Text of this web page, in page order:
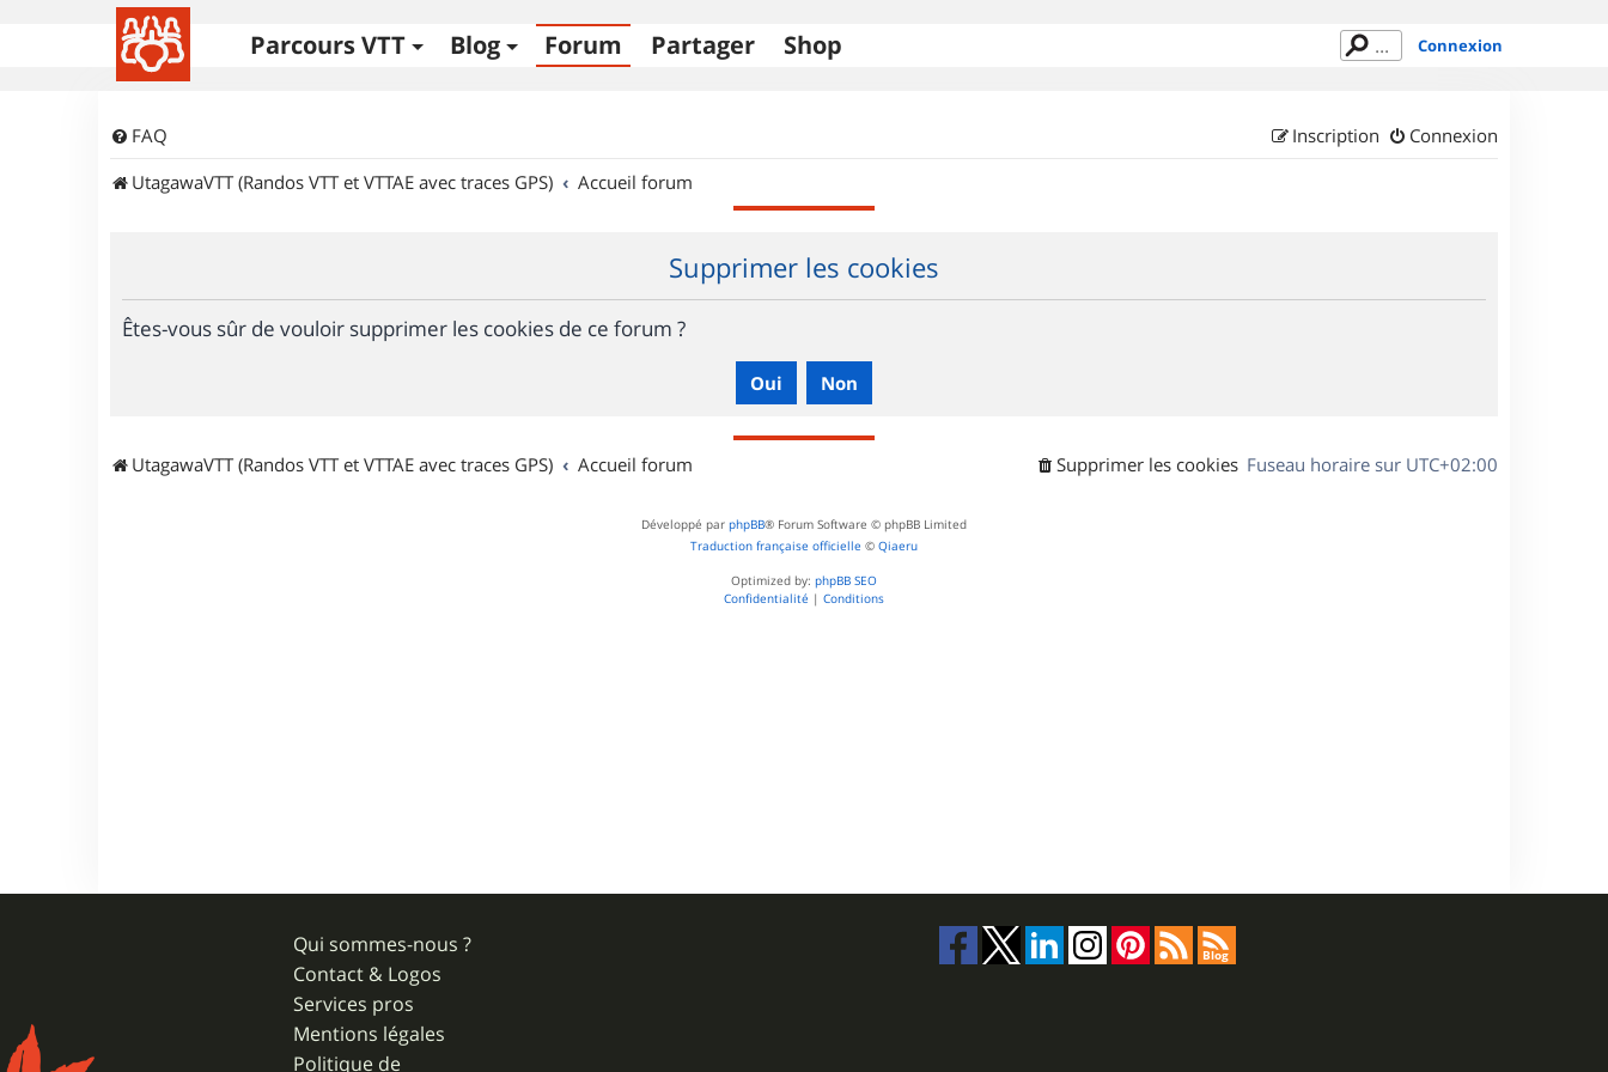
Parcours VTT Blog Forum Partager Shop Connexion
FAQ Connexion
Inscription
UtagawaVTT (Randos VTT et VTTAE avec traces GPS)
Accueil forum
Supprimer les cookies
Êtes-vous sûr de vouloir supprimer les cookies de ce forum ?
UtagawaVTT (Randos VTT et VTTAE avec traces GPS) Accueil forum Fuseau horaire sur UTC+02:00
Supprimer les cookies
Développé par phpBB® Forum Software © phpBB Limited
Traduction française officielle © Qiaeru
Optimized by: phpBB SEO
Confidentialité | Conditions
Qui sommes-nous ?
Contact & Logos
Services pros
Mentions légales
Politique de